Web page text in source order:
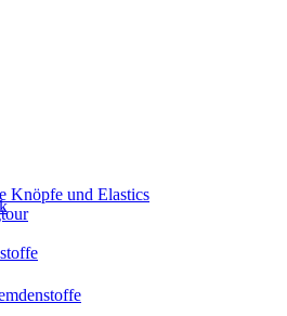
Knöpfe und Elastics